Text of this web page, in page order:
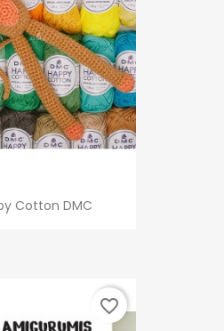
Cotton DMC
favorite_border